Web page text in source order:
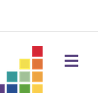
M
E